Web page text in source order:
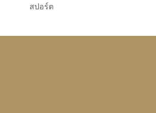
สปอร์ต